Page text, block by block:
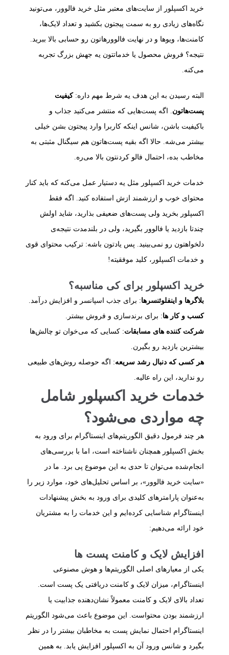
خرید اکسپلور از سایت‌های معتبر مثل خرید فالوور، می‌تونید
نگاه‌های زیادی رو به سمت پیجتون بکشید و تعداد لایک‌ها،
کامنت‌ها، ویوها و در نهایت فالوورهاتون رو حسابی بالا ببرید.
نتیجه؟ فروش محصول یا خدماتتون یه جهش بزرگ تجربه
می‌کنه.
البته رسیدن به این هدف یه شرط مهم داره:کیفیت
پست‌هاتون. اگه پست‌هایی که منتشر می‌کنید جذاب و
باکیفیت باشن، شانس اینکه کاربرا وارد پیجتون بشن خیلی
بیشتر می‌شه. حالا اگه بقیه پست‌هاتون هم سیگنال مثبتی به
مخاطب بده، احتمال فالو کردنتون بالا می‌ره.
خدمات خرید اکسپلور مثل یه دستیار عمل می‌کنه که باید کنار
محتوای خوب و ارزشمند ازش استفاده کنید. اگه فقط
اکسپلور بخرید ولی پست‌های ضعیفی بذارید، شاید اولش
چندتا بازدید یا فالوور بگیرید، ولی در بلندمدت نتیجه‌ی
دلخواهتون رو نمی‌بینید. پس یادتون باشه: ترکیب محتوای قوی
و خدمات اکسپلور، کلید موفقیته!
خرید اکسپلور برای کی مناسبه؟
بلاگرها و اینفلوئنسرها: برای جذب اسپانسر و افزایش درآمد.
کسب‌ و کار ها: برای برندسازی و فروش بیشتر.
شرکت‌ کننده‌ های مسابقات: کسایی که می‌خوان تو چالش‌ها
بیشترین بازدید رو بگیرن.
هر کسی که دنبال رشد سریعه: اگه حوصله روش‌های طبیعی
رو ندارید، این راه عالیه.
خدمات خرید اکسپلور شامل
چه مواردی می‌شود؟
هر چند فرمول دقیق الگوریتم‌های اینستاگرام برای ورود به
بخش اکسپلور همچنان ناشناخته است، اما با بررسی‌های
انجام‌شده می‌توان تا حدی به این موضوع پی برد. ما در
«سایت خرید فالوور»، بر اساس تحلیل‌های خود، موارد زیر را
به‌عنوان پارامترهای کلیدی برای ورود به بخش پیشنهادات
اینستاگرام شناسایی کرده‌ایم و این خدمات را به مشتریان
خود ارائه می‌دهیم:
افزایش لایک و کامنت پست‌ ها
یکی از معیارهای اصلی الگوریتم‌ها و هوش مصنوعی
اینستاگرام، میزان لایک و کامنت دریافتی یک پست است.
تعداد بالای لایک و کامنت معمولاً نشان‌دهنده جذابیت یا
ارزشمند بودن محتواست. این موضوع باعث می‌شود الگوریتم
اینستاگرام احتمال نمایش پست به مخاطبان بیشتر را در نظر
بگیرد و شانس ورود آن به اکسپلور افزایش یابد. به همین